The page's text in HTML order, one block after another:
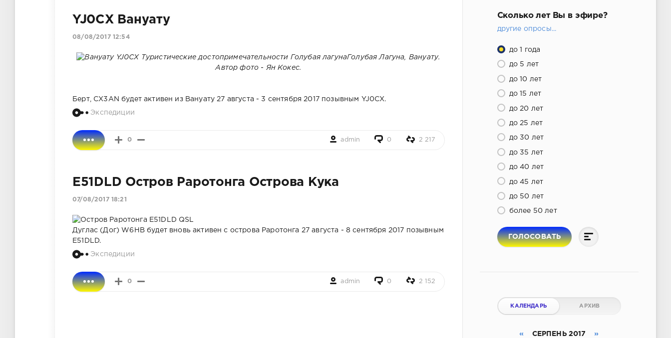
YJ0CX Вануату
08/08/2017 12:54
Голубая Лагуна, Вануату.
Автор фото - Ян Кокес.
Берт, CX3AN будет активен из Вануату 27 августа - 3 сентября 2017 позывным YJ0CX.
Экспедиции
0 admin 0 2 217
E51DLD Остров Раротонга Острова Кука
07/08/2017 18:21
Дуглас (Дог) W6HB будет вновь активен с острова Раротонга 27 августа - 8 сентября 2017 позывным
E51DLD.
Экспедиции
0 admin 0 2 152
Сколько лет Вы в эфире?
другие опросы...
до 1 года
до 5 лет
до 10 лет
до 15 лет
до 20 лет
до 25 лет
до 30 лет
до 35 лет
до 40 лет
до 45 лет
до 50 лет
более 50 лет
ГОЛОСОВАТЬ
КАЛЕНДАРЬ АРХИВ
« СЕРПЕНЬ 2017 »